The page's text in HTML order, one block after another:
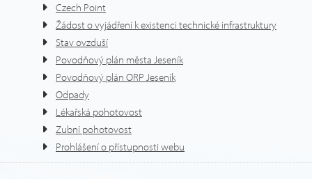
Czech Point
Žádost o vyjádření k existenci technické infrastruktury
Stav ovzduší
Povodňový plán města Jeseník
Povodňový plán ORP Jeseník
Odpady
Lékařská pohotovost
Zubní pohotovost
Prohlášení o přístupnosti webu